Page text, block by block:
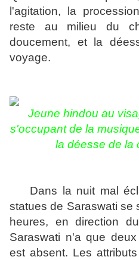
l'agitation, la
reste au milieu du
doucement, et la
voyage.
Jeune hindou au
s'occupant de la
la déesse de la
Dans la nuit mal
statues de Saraswati se
heures, en direction
Saraswati n'a que
est absent. Les